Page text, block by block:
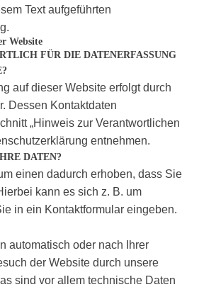
Text aufgeführten
Website
FÜR DIE DATENERFASSUNG
auf dieser Website erfolgt durch
Dessen Kontaktdaten
„Hinweis zur Verantwortlichen
entnehmen.
DATEN?
einen dadurch erhoben, dass Sie
kann es sich z. B. um
in ein Kontaktformular eingeben.
automatisch oder nach Ihrer
der Website durch unsere
sind vor allem technische Daten